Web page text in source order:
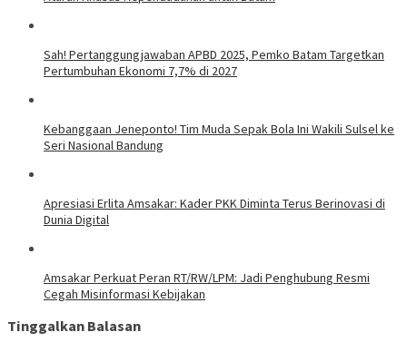
Sah! Pertanggungjawaban APBD 2025, Pemko Batam Targetkan
Pertumbuhan Ekonomi 7,7% di 2027
Kebanggaan Jeneponto! Tim Muda Sepak Bola Ini Wakili Sulsel ke
Seri Nasional Bandung
Apresiasi Erlita Amsakar: Kader PKK Diminta Terus Berinovasi di
Dunia Digital
Amsakar Perkuat Peran RT/RW/LPM: Jadi Penghubung Resmi
Cegah Misinformasi Kebijakan
Tinggalkan Balasan